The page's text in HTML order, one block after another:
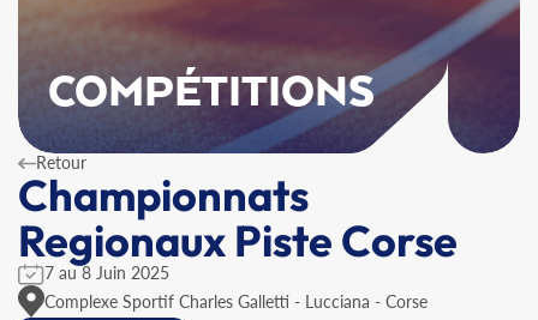
COMPÉTITIONS
Retour
Championnats
Regionaux Piste Corse
7 au 8 Juin 2025
Complexe Sportif Charles Galletti - Lucciana - Corse